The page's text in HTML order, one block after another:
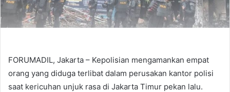
FORUMADIL, Jakarta – Kepolisian mengamankan empat
orang yang diduga terlibat dalam perusakan kantor polisi
saat kericuhan unjuk rasa di Jakarta Timur pekan lalu.